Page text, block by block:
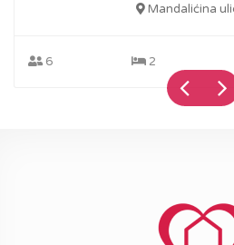
Mandalićina
6 2